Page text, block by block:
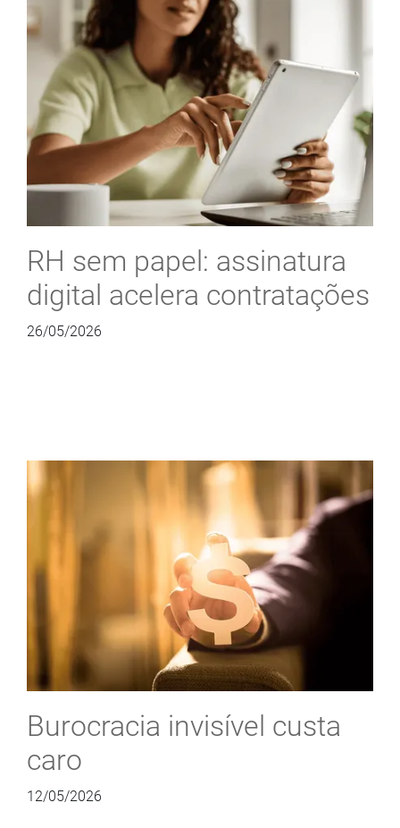
RH sem papel: assinatura
digital acelera contratações
26/05/2026
Burocracia invisível custa
caro
12/05/2026